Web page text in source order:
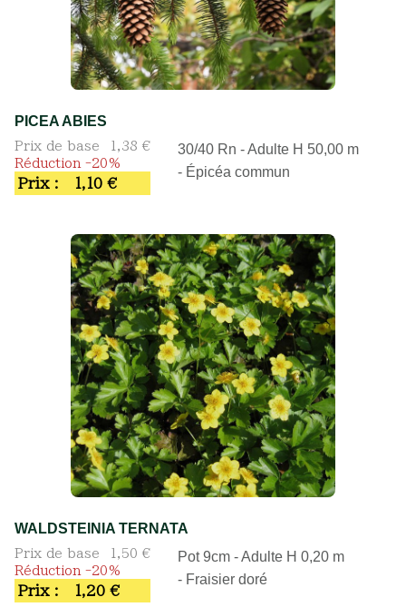
PICEA ABIES
Prix de base
1,38 €
Réduction -20%
Prix : 1,10 €
30/40 Rn - Adulte H 50,00 m
- Épicéa commun
WALDSTEINIA TERNATA
Prix de base
1,50 €
Réduction -20%
Prix : 1,20 €
Pot 9cm - Adulte H 0,20 m
- Fraisier doré